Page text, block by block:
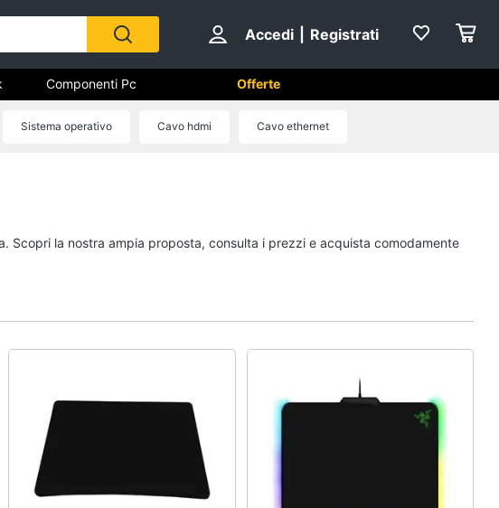
Accedi Registrati
Vedi tutti
Telecamera wifi
Telecamere videosorveglianza
Termostato wifi
Videocitofono
Componenti Pc Offerte
Sistema operativo Cavo hdmi Cavo ethernet
Scopri la nostra ampia proposta, consulta i prezzi e acquista comodamente